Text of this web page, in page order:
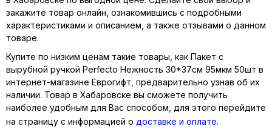
закажите товар онлайн, ознакомившись с подробными
характеристиками и описанием, а также отзывами о данном
товаре.
Купите по низким ценам такие товары, как Пакет с
вырубной ручкой Perfecto Нежность 30*37см 95мкм 50шт в
интернет-магазине Еврогифт, предварительно узнав об их
наличии. Товар в Хабаровске вы сможете получить
наиболее удобным для Вас способом, для этого перейдите
на страницу с информацией о доставке и оплате.